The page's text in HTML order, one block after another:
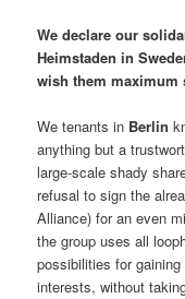
We declare our
Heimstaden in
wish them
We tenants in Berlin
anything but a
large-scale shady
refusal to sign the
Alliance) for an even
the group uses all
possibilities for
interests, without